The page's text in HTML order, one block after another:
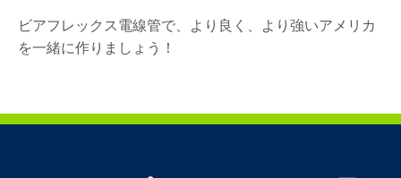
ビアフレックス電線管で、より良く、より強いアメリカ
を一緒に作りましょう！